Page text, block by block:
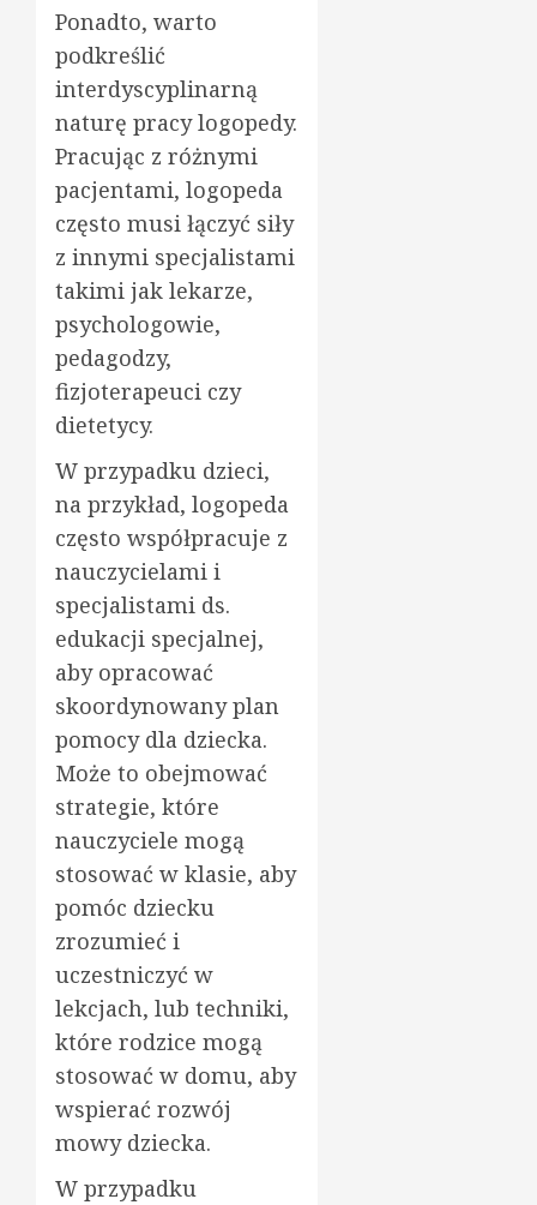
Ponadto, warto
podkreślić
interdyscyplinarną
naturę pracy logopedy.
Pracując z różnymi
pacjentami, logopeda
często musi łączyć siły
z innymi specjalistami
takimi jak lekarze,
psychologowie,
pedagodzy,
fizjoterapeuci czy
dietetycy.
W przypadku dzieci,
na przykład, logopeda
często współpracuje z
nauczycielami i
specjalistami ds.
edukacji specjalnej,
aby opracować
skoordynowany plan
pomocy dla dziecka.
Może to obejmować
strategie, które
nauczyciele mogą
stosować w klasie, aby
pomóc dziecku
zrozumieć i
uczestniczyć w
lekcjach, lub techniki,
które rodzice mogą
stosować w domu, aby
wspierać rozwój
mowy dziecka.
W przypadku